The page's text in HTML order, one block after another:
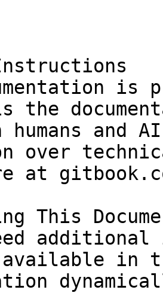
is
the
and
over
at
This
in